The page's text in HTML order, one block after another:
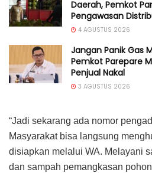
Daerah, Pemkot
Pengawasan
4 AGUSTUS 2026
Jangan Panik Gas
Pemkot Parepare
Penjual Nakal
3 AGUSTUS 2026
“Jadi sekarang ada nomor
Masyarakat bisa langsung
disiapkan melalui WA. Melayani
dan sampah pemangkasan